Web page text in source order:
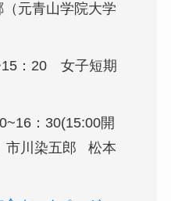
元青山学院大学
：20 女子短期
：30(15:00開
市川染五郎 松本